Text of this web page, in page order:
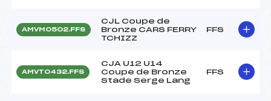
AMVM0502.FFS
CJL Coupe de
Bronze CARS FERRY
TCHIZZ
FFS
AMVT0432.FFS
CJA U12 U14
Coupe de Bronze
Stade Serge Lang
FFS